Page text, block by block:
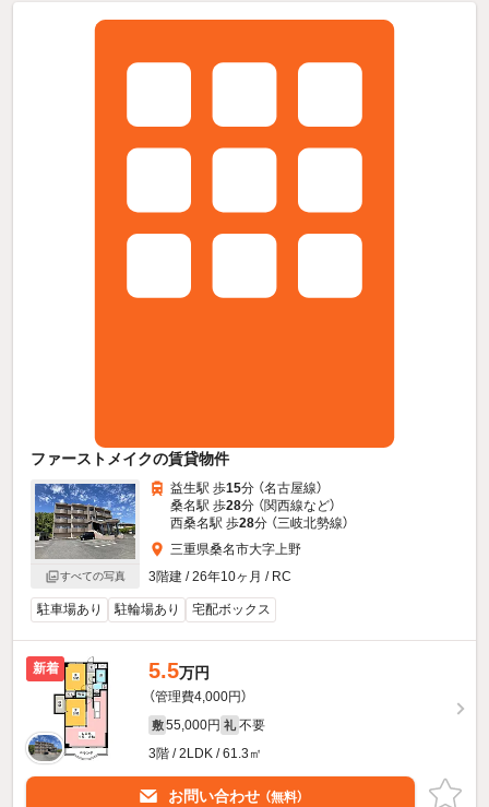
ファーストメイクの賃貸物件
すべての写真
益生駅 歩15分 （名古屋線）
桑名駅 歩28分 （関西線など）
西桑名駅 歩28分 （三岐北勢線）
三重県桑名市大字上野
3階建 / 26年10ヶ月 / RC
駐車場あり 駐輪場あり 宅配ボックス
新着 5.5万円
（管理費4,000円）
敷 55,000円 礼 不要
3階 / 2LDK / 61.3㎡
お問い合わせ （無料）